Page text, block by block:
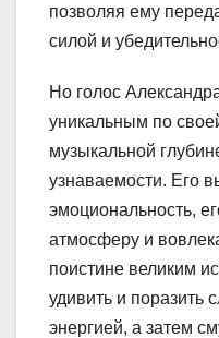
позволяя ему
силой и
Но голос
уникальным по
музыкальной
узнаваемости. Его
эмоциональность,
атмосферу и
поистине великим
удивить и поразить
энергией, а затем